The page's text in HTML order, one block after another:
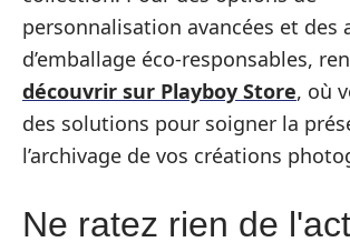
personnalisation avancées et des
d’emballage éco-responsables,
découvrir sur Playboy Store, où
des solutions pour soigner la
l’archivage de vos créations
Ne ratez rien de